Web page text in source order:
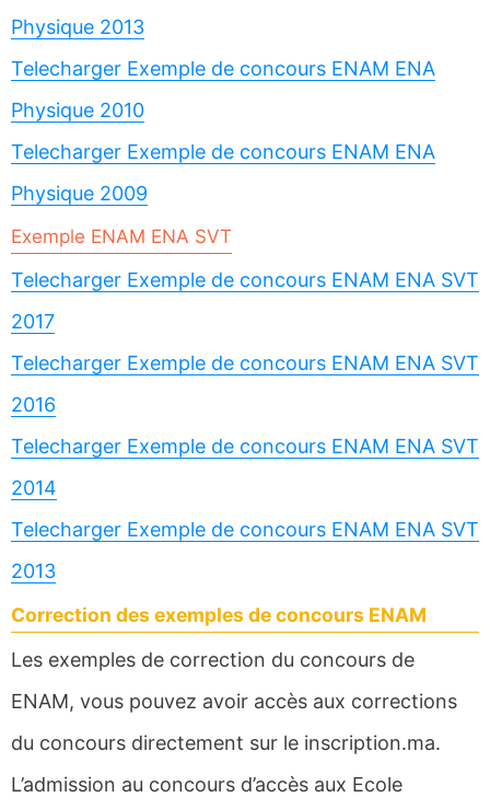
Physique 2013
Telecharger Exemple de concours ENAM ENA
Physique 2010
Telecharger Exemple de concours ENAM ENA
Physique 2009
Exemple ENAM ENA SVT
Telecharger Exemple de concours ENAM ENA SVT
2017
Telecharger Exemple de concours ENAM ENA SVT
2016
Telecharger Exemple de concours ENAM ENA SVT
2014
Telecharger Exemple de concours ENAM ENA SVT
2013
Correction des exemples de concours ENAM
Les exemples de correction du concours de
ENAM, vous pouvez avoir accès aux corrections
du concours directement sur le inscription.ma.
L’admission au concours d’accès aux Ecole